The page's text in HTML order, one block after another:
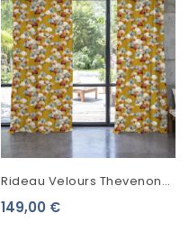
Rideau Velours Thevenon
Céline Fond Jaune Cumin
149,00 €